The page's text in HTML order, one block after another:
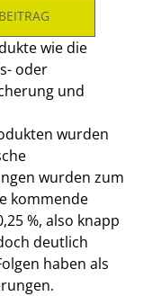
wie die
oder
und
wurden
wurden zum
kommende
%, also knapp
deutlich
haben als